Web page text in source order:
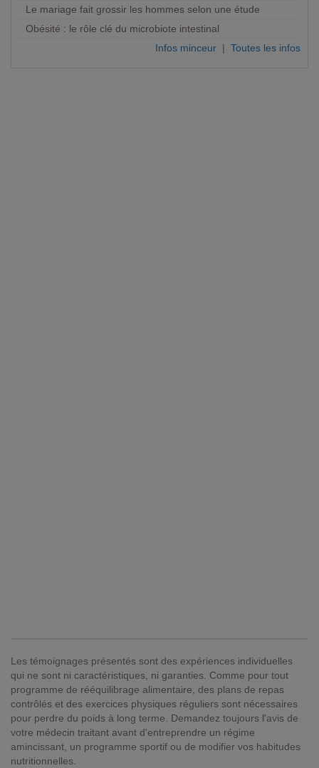
Le mariage fait grossir les hommes selon une étude
Obésité : le rôle clé du microbiote intestinal
Infos minceur | Toutes les infos
Les témoignages présentés sont des expériences individuelles
qui ne sont ni caractéristiques, ni garanties. Comme pour tout
programme de rééquilibrage alimentaire, des plans de repas
contrôlés et des exercices physiques réguliers sont nécessaires
pour perdre du poids à long terme. Demandez toujours l'avis de
votre médecin traitant avant d'entreprendre un régime
amincissant, un programme sportif ou de modifier vos habitudes
nutritionnelles.